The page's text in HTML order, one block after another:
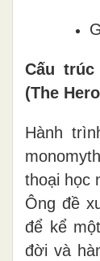
Cấu trúc
(The
Hành
thoại học
Ông đề
để kể
đời và